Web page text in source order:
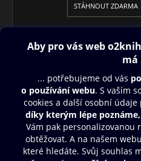
STÁHNOUT ZDARMA
Obsah ke stažení
Moje O2 Knihovna
Další zábava